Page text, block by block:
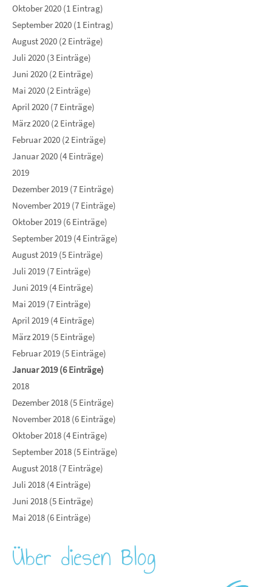
Oktober 2020 (1 Eintrag)
September 2020 (1 Eintrag)
August 2020 (2 Einträge)
Juli 2020 (3 Einträge)
Juni 2020 (2 Einträge)
Mai 2020 (2 Einträge)
April 2020 (7 Einträge)
März 2020 (2 Einträge)
Februar 2020 (2 Einträge)
Januar 2020 (4 Einträge)
2019
Dezember 2019 (7 Einträge)
November 2019 (7 Einträge)
Oktober 2019 (6 Einträge)
September 2019 (4 Einträge)
August 2019 (5 Einträge)
Juli 2019 (7 Einträge)
Juni 2019 (4 Einträge)
Mai 2019 (7 Einträge)
April 2019 (4 Einträge)
März 2019 (5 Einträge)
Februar 2019 (5 Einträge)
Januar 2019 (6 Einträge)
2018
Dezember 2018 (5 Einträge)
November 2018 (6 Einträge)
Oktober 2018 (4 Einträge)
September 2018 (5 Einträge)
August 2018 (7 Einträge)
Juli 2018 (4 Einträge)
Juni 2018 (5 Einträge)
Mai 2018 (6 Einträge)
Über diesen Blog